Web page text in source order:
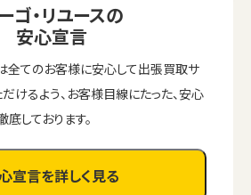
ゴ・リユースの
安心宣言
全てのお客様に安心して出張買取サ
けるよう、お客様目線にたった、安心
しております。
宣言を詳しく見る